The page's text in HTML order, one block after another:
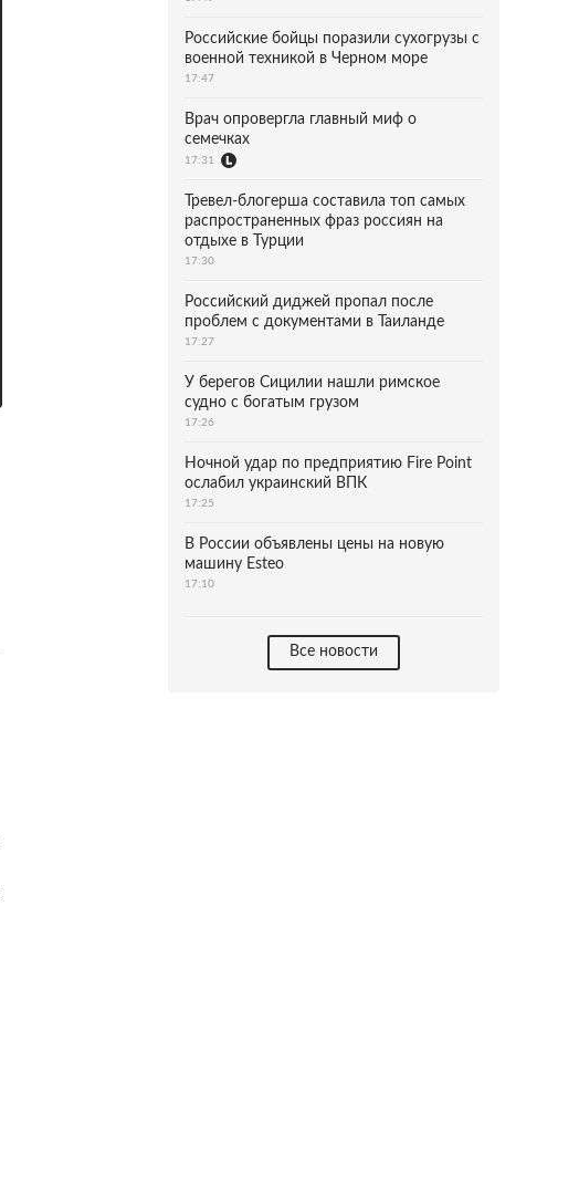
Российские бойцы поразили сухогрузы с
военной техникой в Черном море
17:47
Врач опровергла главный миф о
семечках
17:31
Тревел-блогерша составила топ самых
распространенных фраз россиян на
отдыхе в Турции
17:30
Российский диджей пропал после
проблем с документами в Таиланде
17:27
У берегов Сицилии нашли римское
судно с богатым грузом
17:26
Ночной удар по предприятию Fire Point
ослабил украинский ВПК
17:25
В России объявлены цены на новую
машину Esteo
17:10
Все новости